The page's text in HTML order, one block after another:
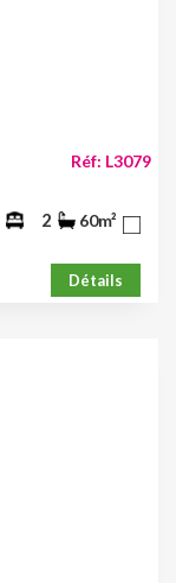
Réf: L3079
2 60m²
Détails